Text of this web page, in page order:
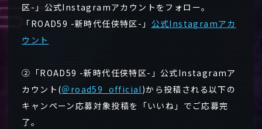
区-」公式Instagramアカウントをフォロー。
「ROAD59 -新時代任侠特区-」 公式Instagramアカ
ウント
②「ROAD59 -新時代任侠特区-」公式Instagramア
カウント(＠road59_official)から投稿される以下の
キャンペーン応募対象投稿を「いいね」でご応募完
了。